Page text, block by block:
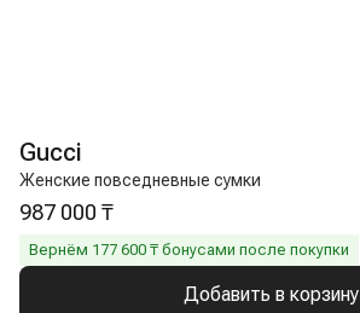
Gucci
Женские повседневные сумки
987 000 ₸
Вернём 177 600 ₸ бонусами после покупки
Добавить в корзину